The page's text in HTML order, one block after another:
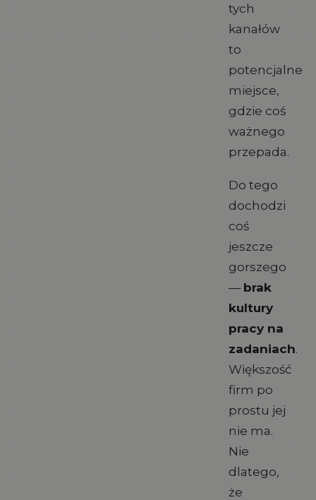
tych
kanałów
to
potencjalne
miejsce,
gdzie coś
ważnego
przepada.
Do tego
dochodzi
coś
jeszcze
gorszego
— brak
kultury
pracy na
zadaniach.
Większość
firm po
prostu jej
nie ma.
Nie
dlatego,
że